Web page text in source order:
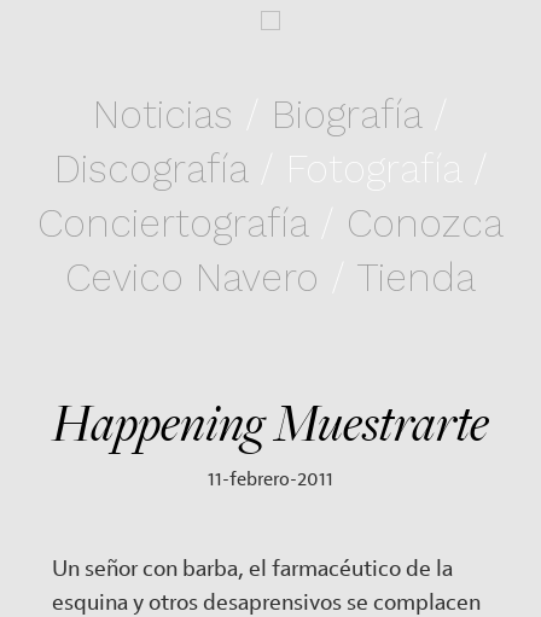
Noticias Biografía/
Discografía/ Fotografía /
Conciertografía/ Conozca
Cevico Navero
Tienda
Happening Muestrarte
11-febrero-2011
Un señor con barba, el farmacéutico de la
esquina y otros desaprensivos se complacen